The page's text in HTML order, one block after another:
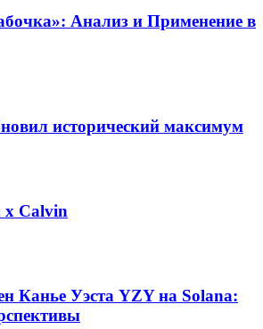
Анализ и Применение в
исторический максимум
x Calvin
Канье Уэста YZY на Solana: